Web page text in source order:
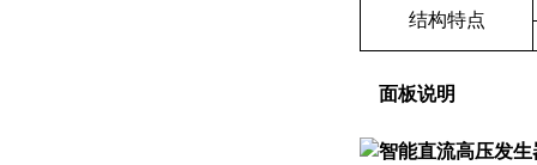
结构特点
面板说明